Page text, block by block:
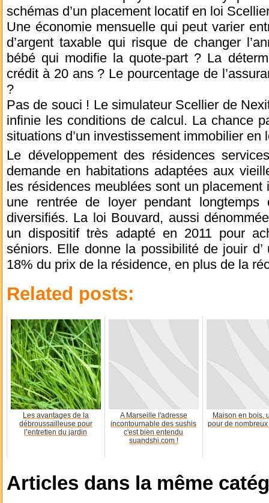
schémas d’un placement locatif en loi
Une économie mensuelle qui peut varier
d’argent taxable qui risque de changer
bébé qui modifie la quote-part ? La
crédit à 20 ans ? Le pourcentage de
?
Pas de souci ! Le simulateur Scellier de
infinie les conditions de calcul. La chance
situations d’un investissement immobilier en
Le développement des résidences
demande en habitations adaptées aux
les résidences meublées sont un
une rentrée de loyer pendant
diversifiés. La loi Bouvard, aussi
un dispositif très adapté en 2011 pour
séniors. Elle donne la possibilité de jouir d’
18% du prix de la résidence, en plus de la
Related posts:
Les avantages de la
débroussailleuse pour
l’entretien du jardin
A Marseille l'adresse
incontournable des sushis
c'est bien entendu
suandshi.com !
Maison en bois,
pour de
Articles dans la même